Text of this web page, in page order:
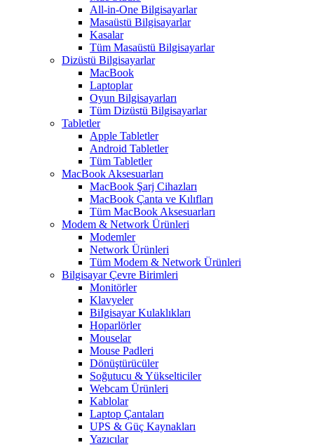
All-in-One Bilgisayarlar
Masaüstü Bilgisayarlar
Kasalar
Tüm Masaüstü Bilgisayarlar
Dizüstü Bilgisayarlar
MacBook
Laptoplar
Oyun Bilgisayarları
Tüm Dizüstü Bilgisayarlar
Tabletler
Apple Tabletler
Android Tabletler
Tüm Tabletler
MacBook Aksesuarları
MacBook Şarj Cihazları
MacBook Çanta ve Kılıfları
Tüm MacBook Aksesuarları
Modem & Network Ürünleri
Modemler
Network Ürünleri
Tüm Modem & Network Ürünleri
Bilgisayar Çevre Birimleri
Monitörler
Klavyeler
BiIgisayar Kulaklıkları
Hoparlörler
Mouselar
Mouse Padleri
Dönüştürücüler
Soğutucu & Yükselticiler
Webcam Ürünleri
Kablolar
Laptop Çantaları
UPS & Güç Kaynakları
Yazıcılar